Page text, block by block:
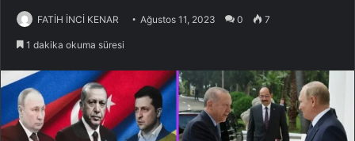
FATİH İNCİ KENAR Ağustos 11, 2023 0 7
1 dakika okuma süresi